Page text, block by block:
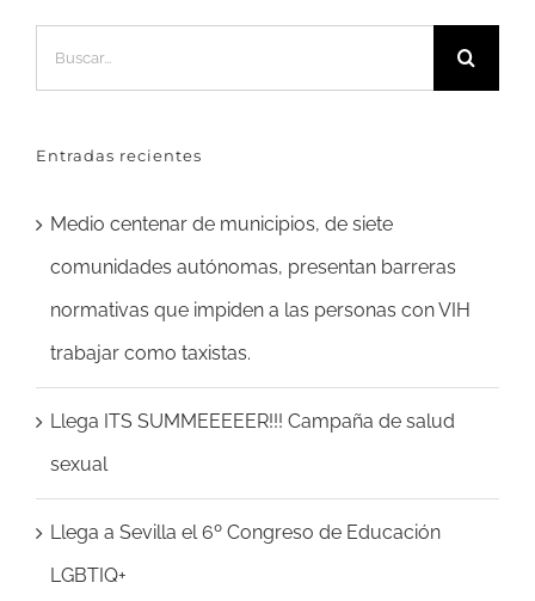
Entradas recientes
Medio centenar de municipios, de siete
comunidades autónomas, presentan barreras
normativas que impiden a las personas con VIH
trabajar como taxistas.
Llega ITS SUMMEEEEER!!! Campaña de salud
sexual
Llega a Sevilla el 6º Congreso de Educación
LGBTIQ+